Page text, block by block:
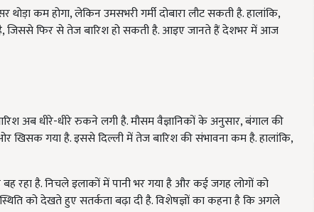
कम होगा, लेकिन उमसभरी गर्मी दोबारा लौट सकती है. हालांकि,
जिससे फिर से तेज बारिश हो सकती है. आइए जानते हैं देशभर में आज
अब धीरे-धीरे रुकने लगी है. मौसम वैज्ञानिकों के अनुसार, बंगाल की
खिसक गया है. इससे दिल्ली में तेज बारिश की संभावना कम है. हालांकि,
रहा है. निचले इलाकों में पानी भर गया है और कई जगह लोगों को
को देखते हुए सतर्कता बढ़ा दी है. विशेषज्ञों का कहना है कि अगले